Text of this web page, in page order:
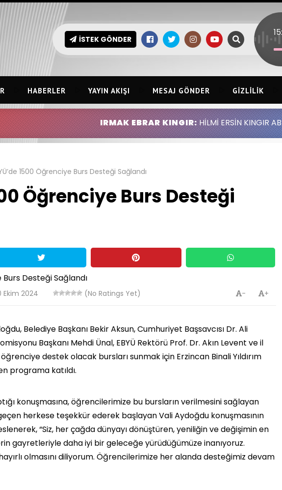
İSTEK GÖNDER
HABERLER YAYIN AKIŞI MESAJ GÖNDER GIZLILIK
IRMAK EBRAR KINGIR:HİLMİ ERSİN KINGIR ABDULLAH
1500 Öğrenciye Burs Desteği Sağlandı
Öğrenciye Burs Desteği
Ekim 2024 (No Ratings Yet) +
-
Belediye Başkanı Bekir Aksun, Cumhuriyet Başsavcısı Dr. Ali
Başkanı Mehdi Ünal, EBYÜ Rektörü Prof. Dr. Akın Levent ve il
destek olacak bursları sunmak için Erzincan Binali Yıldırım
programa katıldı.
konuşmasına, öğrencilerimize bu bursların verilmesini sağlayan
herkese teşekkür ederek başlayan Vali Aydoğdu konuşmasının
“Siz, her çağda dünyayı dönüştüren, yeniliğin ve değişimin en
gayretleriyle daha iyi bir geleceğe yürüdüğümüze inanıyoruz.
olmasını diliyorum. Öğrencilerimize her alanda desteğimiz devam